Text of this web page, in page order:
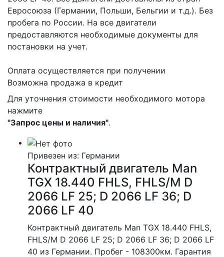
Евросоюза (Германии, Польши, Бельгии и т.д.). Без
пробега по России. На все двигатели
предоставляются необходимые документы для
постановки на учет.
Оплата осуществляется при получении
Возможна продажа в кредит
Для уточнения стоимости необходимого мотора
нажмите
"Запрос цены и наличия".
Привезен из: Германии
Контрактный двигатель Man
TGX 18.440 FHLS, FHLS/M D
2066 LF 25; D 2066 LF 36; D
2066 LF 40
Контрактный двигатель Man TGX 18.440 FHLS,
FHLS/M D 2066 LF 25; D 2066 LF 36; D 2066 LF
40 из Германии. Пробег - 108300км. Гарантия